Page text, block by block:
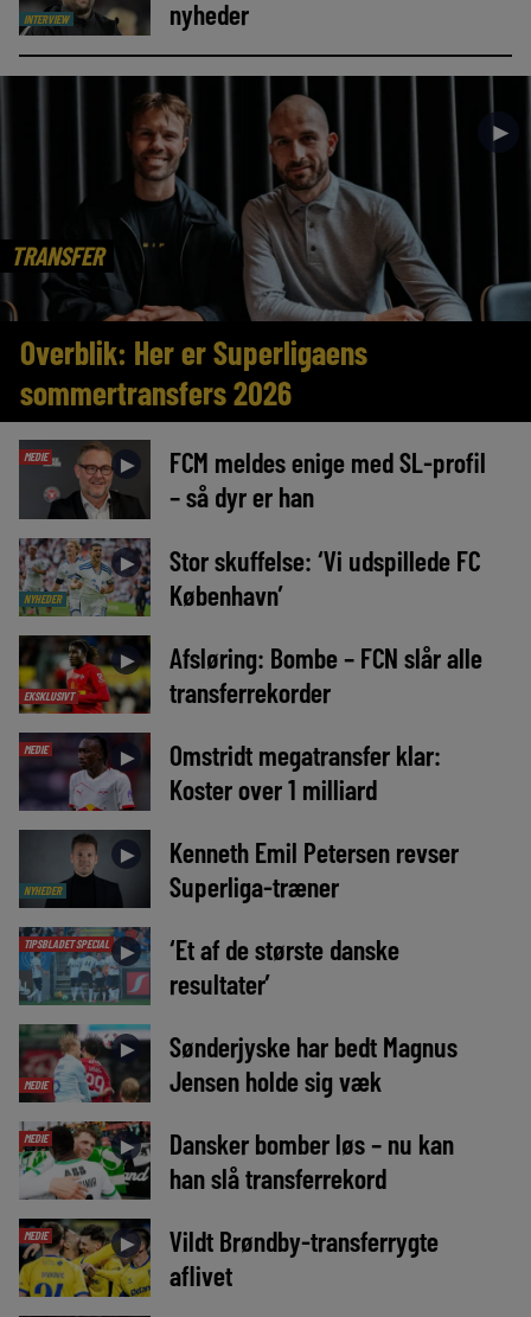
INTERVIEW nyheder
TRANSFER
►
Overblik: Her er Superligaens
sommertransfers 2026
MEDIE ►
FCM meldes enige med SL-profil
– så dyr er han
NYHEDER
►
Stor skuffelse: ‘Vi udspillede FC
København’
EKSKLUSIVT
►
Afsløring: Bombe – FCN slår alle
transferrekorder
MEDIE ►
Omstridt megatransfer klar:
Koster over 1 milliard
NYHEDER
►
Kenneth Emil Petersen revser
Superliga-træner
TIPSBLADET SPECIAL ►
‘Et af de største danske
resultater’
MEDIE
►
Sønderjyske har bedt Magnus
Jensen holde sig væk
MEDIE ►
Dansker bomber løs – nu kan
han slå transferrekord
MEDIE ►
Vildt Brøndby-transferrygte
aflivet